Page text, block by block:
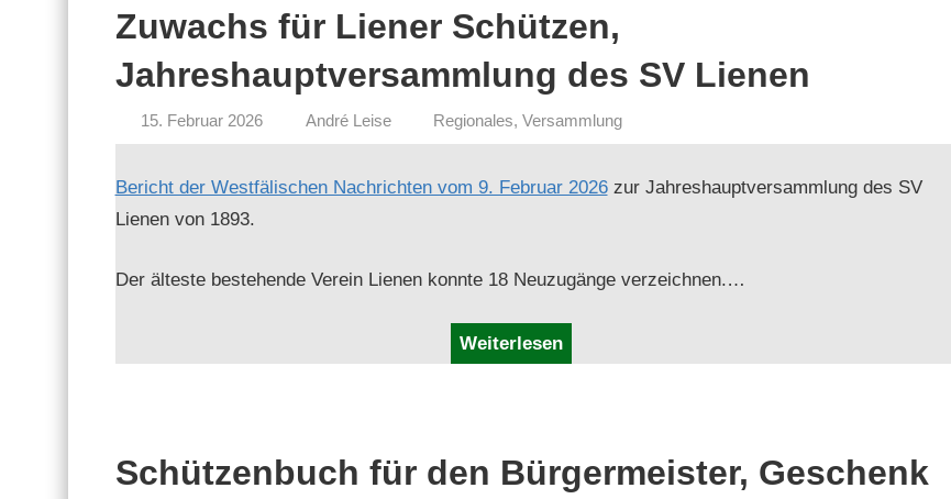
Zuwachs für Liener Schützen,
Jahreshauptversammlung des SV Lienen
15. Februar 2026 André Leise Regionales, Versammlung
Bericht der West­fälis­chen Nachricht­en vom 9. Feb­ru­ar 2026zur Jahre­shauptver­samm­lung des SV
Lienen von 1893.
Der älteste beste­hende Vere­in Lienen kon­nte 18 Neuzugänge verzeichnen.…
Weiterlesen
Schützenbuch für den Bürgermeister, Geschenk